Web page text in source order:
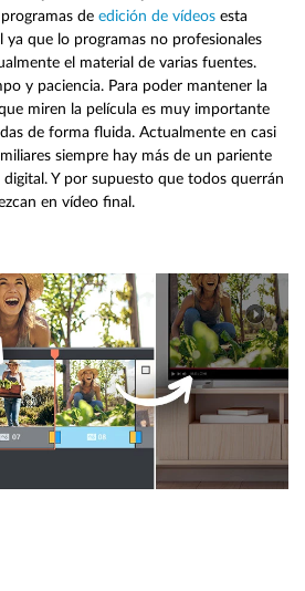
de edición de vídeos esta
que lo programas no profesionales
el material de varias fuentes.
y paciencia. Para poder mantener la
miren la película es muy importante
de forma fluida. Actualmente en casi
siempre hay más de un pariente
Y por supuesto que todos querrán
en vídeo final.